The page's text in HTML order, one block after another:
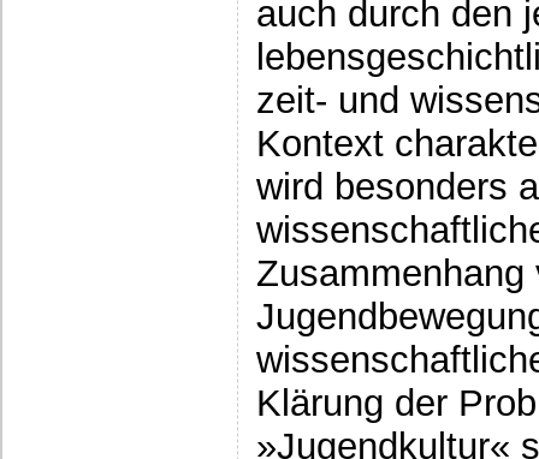
auch durch den
zeit- und
Kontext
wird besonders
Klärung der
»Jugendkultur«